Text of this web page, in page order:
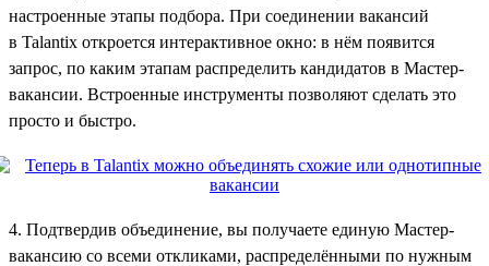
настроенные этапы подбора. При соединении вакансий
в Talantix откроется интерактивное окно: в нём появится
запрос, по каким этапам распределить кандидатов в Мастер-
вакансии. Встроенные инструменты позволяют сделать это
просто и быстро.
4. Подтвердив объединение, вы получаете единую Мастер-
вакансию со всеми откликами, распределёнными по нужным